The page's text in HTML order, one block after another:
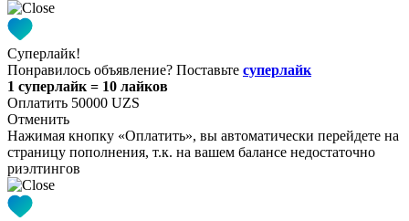
Суперлайк!
Понравилось объявление? Поставьте суперлайк
1 суперлайк = 10 лайков
Оплатить 50000 UZS
Отменить
Нажимая кнопку «Оплатить», вы автоматически перейдете на
страницу пополнения, т.к. на вашем балансе недостаточно
риэлтингов